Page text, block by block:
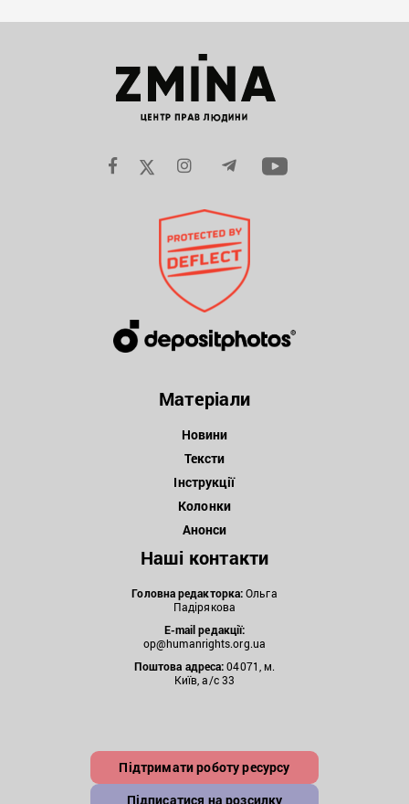
Матеріали
Новини
Тексти
Інструкції
Колонки
Анонси
Наші контакти
Головна редакторка:Ольга
Падірякова
E-mail редакції:
op@humanrights.org.ua
Поштова адреса:04071, м.
Київ, а/с 33
Підтримати роботу ресурсу
Підписатися на розсилку